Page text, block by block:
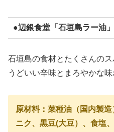
●辺銀食堂「石垣島ラー油」
石垣島の食材とたくさんの
うどいい辛味とまろやかな
原材料：菜種油（国内製
ニク、黒豆(大豆）、食塩